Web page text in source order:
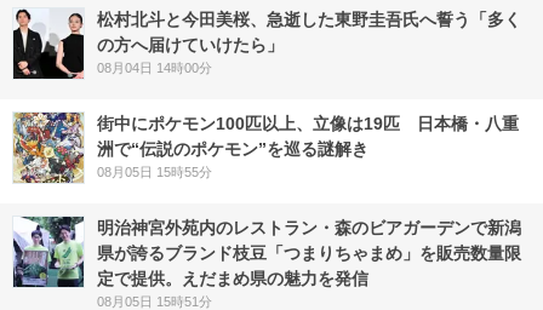
松村北斗と今田美桜、急逝した東野圭吾氏へ誓う「多く
の方へ届けていけたら」
08月04日 14時00分
街中にポケモン100匹以上、立像は19匹 日本橋・八重
洲で“伝説のポケモン”を巡る謎解き
08月05日 15時55分
明治神宮外苑内のレストラン・森のビアガーデンで新潟
県が誇るブランド枝豆「つまりちゃまめ」を販売数量限
定で提供。えだまめ県の魅力を発信
08月05日 15時51分